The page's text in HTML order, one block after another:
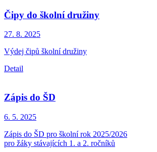
Čipy do školní družiny
27. 8. 2025
Výdej čipů školní družiny
Detail
Zápis do ŠD
6. 5. 2025
Zápis do ŠD pro školní rok 2025/2026
pro žáky stávajících 1. a 2. ročníků